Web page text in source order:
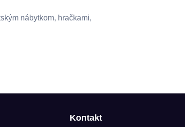
nábytkom, hračkami,
Kontakt